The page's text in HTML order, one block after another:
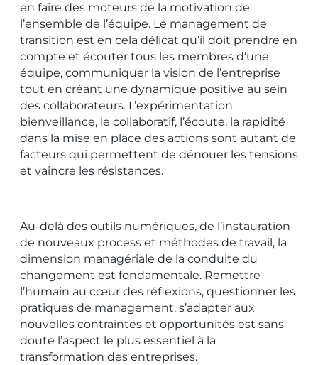
en faire des moteurs de la motivation de
l’ensemble de l’équipe. Le management de
transition est en cela délicat qu’il doit prendre en
compte et écouter tous les membres d’une
équipe, communiquer la vision de l’entreprise
tout en créant une dynamique positive au sein
des collaborateurs. L’expérimentation
bienveillance, le collaboratif, l’écoute, la rapidité
dans la mise en place des actions sont autant de
facteurs qui permettent de dénouer les tensions
et vaincre les résistances.
Au-delà des outils numériques, de l’instauration
de nouveaux process et méthodes de travail, la
dimension managériale de la conduite du
changement est fondamentale. Remettre
l’humain au cœur des réflexions, questionner les
pratiques de management, s’adapter aux
nouvelles contraintes et opportunités est sans
doute l’aspect le plus essentiel à la
transformation des entreprises.